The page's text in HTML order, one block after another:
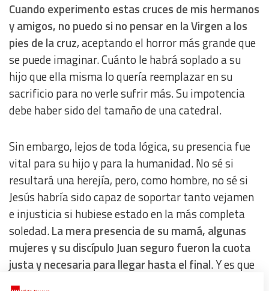
Cuando experimento estas cruces de mis hermanos
y amigos, no puedo si no pensar en la Virgen a los
pies de la cruz, aceptando el horror más grande que
se puede imaginar. Cuánto le habrá soplado a su
hijo que ella misma lo quería reemplazar en su
sacrificio para no verle sufrir más. Su impotencia
debe haber sido del tamaño de una catedral.
Sin embargo, lejos de toda lógica, su presencia fue
vital para su hijo y para la humanidad. No sé si
resultará una herejía, pero, como hombre, no sé si
Jesús habría sido capaz de soportar tanto vejamen
e injusticia si hubiese estado en la más completa
soledad.La mera presencia de su mamá, algunas
mujeres y su discípulo Juan seguro fueron la cuota
justa y necesaria para llegar hasta el final. Y es que
todos somos seres vinculados y necesitamos a